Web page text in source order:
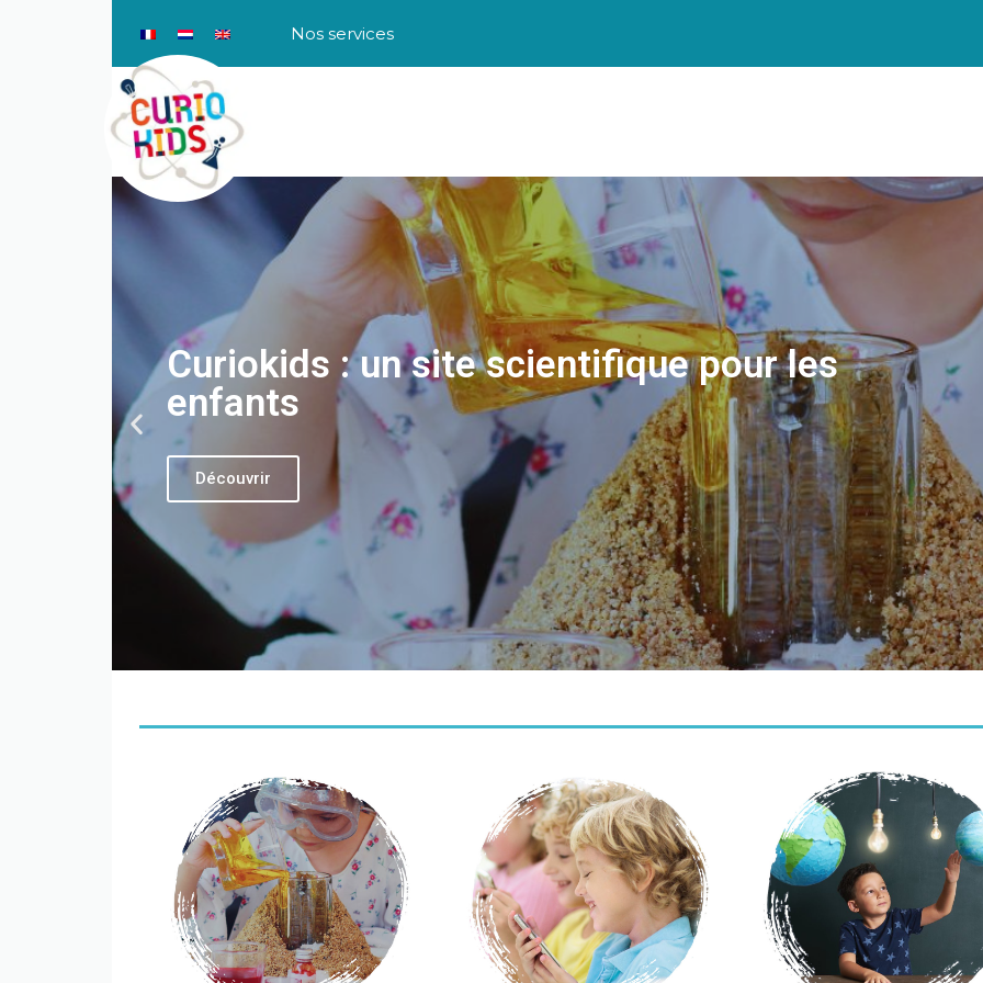
Nos services
Curiokids : un site scientifique pour les
enfants
Découvrir
Découvrir Découvrir Découvrir